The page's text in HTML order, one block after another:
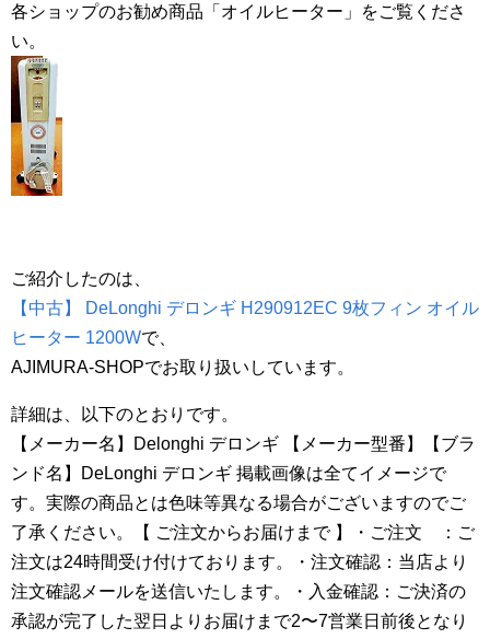
各ショップのお勧め商品「オイルヒーター」をご覧くださ
い。
ご紹介したのは、
【中古】 DeLonghi デロンギ H290912EC 9枚フィン オイル
ヒーター 1200Wで、
AJIMURA-SHOPでお取り扱いしています。
詳細は、以下のとおりです。
【メーカー名】Delonghi デロンギ 【メーカー型番】【ブラ
ンド名】DeLonghi デロンギ 掲載画像は全てイメージで
す。実際の商品とは色味等異なる場合がございますのでご
了承ください。【 ご注文からお届けまで 】・ご注文 ：ご
注文は24時間受け付けております。・注文確認：当店より
注文確認メールを送信いたします。・入金確認：ご決済の
承認が完了した翌日よりお届けまで2〜7営業日前後となり